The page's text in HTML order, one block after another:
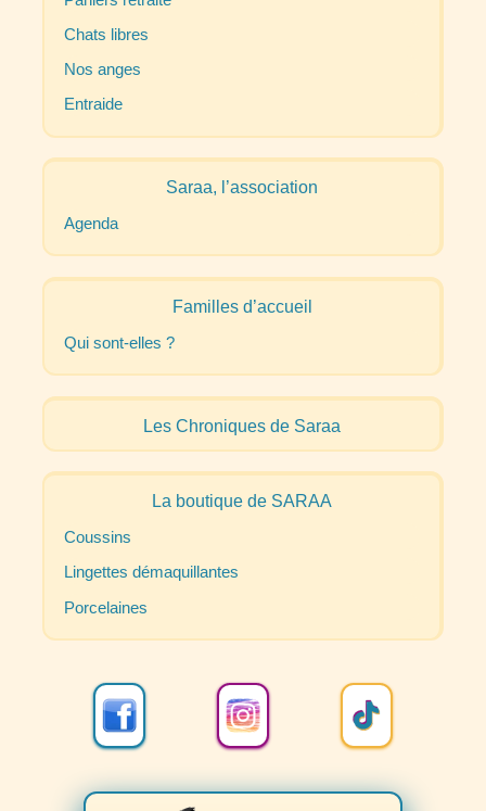
Chats libres
Nos anges
Entraide
Saraa, l’association
Agenda
Familles d’accueil
Qui sont-elles ?
Les Chroniques de Saraa
La boutique de SARAA
Coussins
Lingettes démaquillantes
Porcelaines